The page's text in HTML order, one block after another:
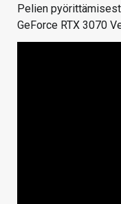
Pelien
GeForce RTX 3070